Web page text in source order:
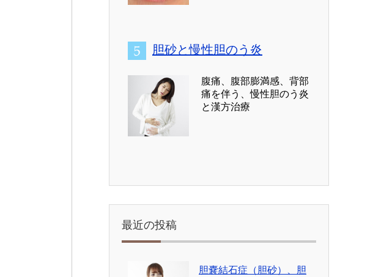
胆砂と慢性胆のう炎
腹痛、腹部膨満感、背部
痛を伴う、慢性胆のう炎
と漢方治療
最近の投稿
胆嚢結石症（胆砂）、胆